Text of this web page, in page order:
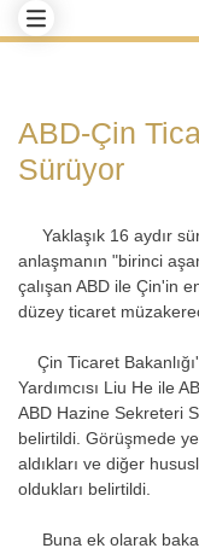
ABD-Çin
Sürüyor
Yaklaşık 16 aydır
anlaşmanın "birinci
çalışan ABD ile Çin'in
düzey ticaret
Çin Ticaret
Yardımcısı Liu He ile
ABD Hazine Sekreteri
belirtildi. Görüşmede
aldıkları ve diğer
oldukları belirtildi.
Buna ek olarak